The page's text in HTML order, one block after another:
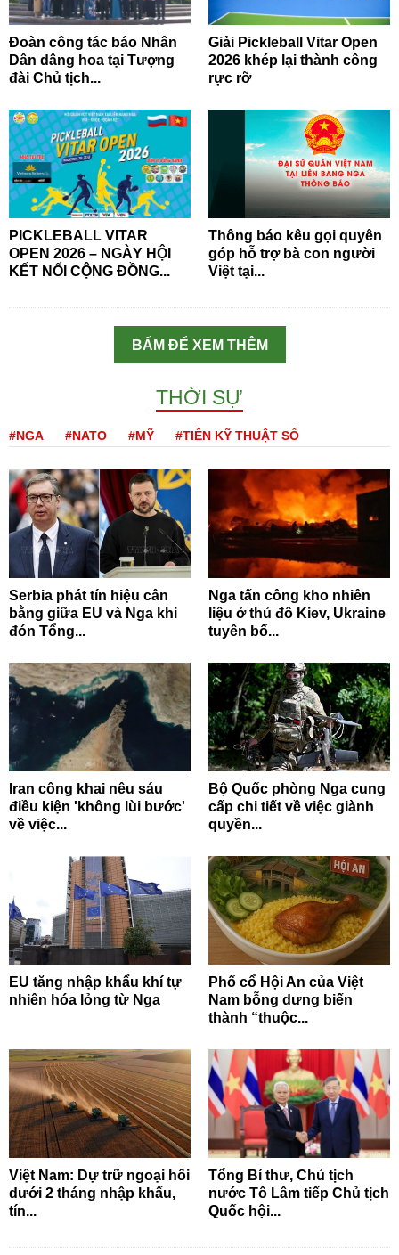
Đoàn công tác báo Nhân
Dân dâng hoa tại Tượng
đài Chủ tịch...
Giải Pickleball Vitar Open
2026 khép lại thành công
rực rỡ
PICKLEBALL VITAR
OPEN 2026 – NGÀY HỘI
KẾT NỐI CỘNG ĐỒNG...
Thông báo kêu gọi quyên
góp hỗ trợ bà con người
Việt tại...
BẤM ĐỂ XEM THÊM
THỜI SỰ
#NGA #NATO #MỸ #TIỀN KỸ THUẬT SỐ
Serbia phát tín hiệu cân
bằng giữa EU và Nga khi
đón Tổng...
Nga tấn công kho nhiên
liệu ở thủ đô Kiev, Ukraine
tuyên bố...
Iran công khai nêu sáu
điều kiện 'không lùi bước'
về việc...
Bộ Quốc phòng Nga cung
cấp chi tiết về việc giành
quyền...
EU tăng nhập khẩu khí tự
nhiên hóa lỏng từ Nga
Phố cổ Hội An của Việt
Nam bỗng dưng biến
thành “thuộc...
Việt Nam: Dự trữ ngoại hối
dưới 2 tháng nhập khẩu,
tín...
Tổng Bí thư, Chủ tịch
nước Tô Lâm tiếp Chủ tịch
Quốc hội...